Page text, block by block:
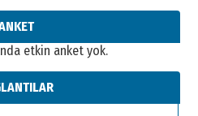
etkin anket yok.